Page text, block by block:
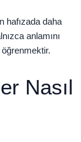
hafızada daha
anlamını
öğrenmektir.
Nasıl